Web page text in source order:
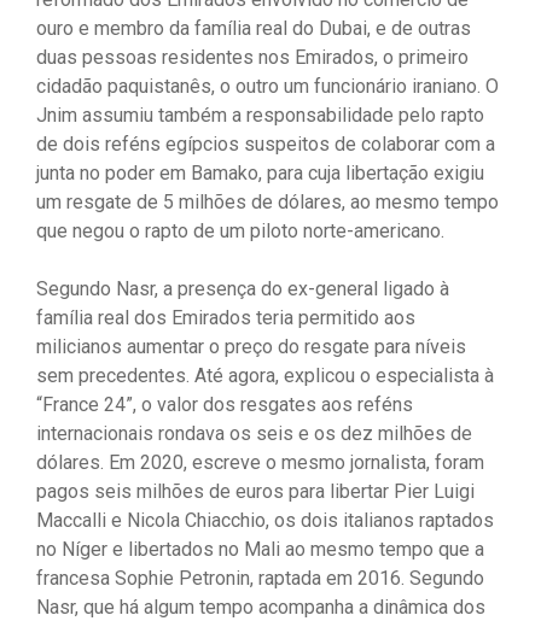
ouro e membro da família real do Dubai, e de outras
duas pessoas residentes nos Emirados, o primeiro
cidadão paquistanês, o outro um funcionário iraniano. O
Jnim assumiu também a responsabilidade pelo rapto
de dois reféns egípcios suspeitos de colaborar com a
junta no poder em Bamako, para cuja libertação exigiu
um resgate de 5 milhões de dólares, ao mesmo tempo
que negou o rapto de um piloto norte-americano.
Segundo Nasr, a presença do ex-general ligado à
família real dos Emirados teria permitido aos
milicianos aumentar o preço do resgate para níveis
sem precedentes. Até agora, explicou o especialista à
“France 24”, o valor dos resgates aos reféns
internacionais rondava os seis e os dez milhões de
dólares. Em 2020, escreve o mesmo jornalista, foram
pagos seis milhões de euros para libertar Pier Luigi
Maccalli e Nicola Chiacchio, os dois italianos raptados
no Níger e libertados no Mali ao mesmo tempo que a
francesa Sophie Petronin, raptada em 2016. Segundo
Nasr, que há algum tempo acompanha a dinâmica dos